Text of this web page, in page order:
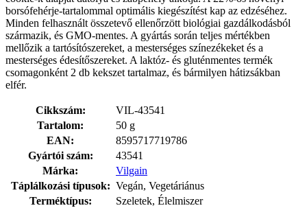
borsófehérje-tartalommal optimális kiegészítést kap az edzéséhez.
Minden felhasznált összetevő ellenőrzött biológiai gazdálkodásból
származik, és GMO-mentes. A gyártás során teljes mértékben
mellőzik a tartósítószereket, a mesterséges színezékeket és a
mesterséges édesítőszereket. A laktóz- és gluténmentes termék
csomagonként 2 db kekszet tartalmaz, és bármilyen hátizsákban
elfér.
Cikkszám:
VIL-43541
Tartalom:
50 g
EAN:
8595717719786
Gyártói szám:
43541
Márka:
Vilgain
Táplálkozási típusok: Vegán, Vegetáriánus
Terméktípus:
Szeletek, Élelmiszer